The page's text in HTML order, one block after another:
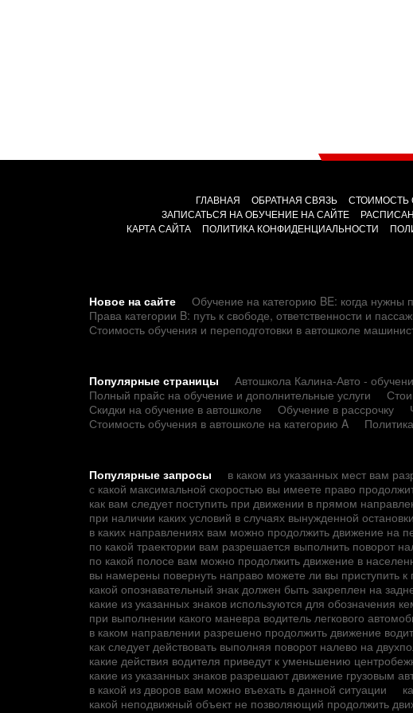
ГЛАВНАЯ ОБРАТНАЯ СВЯЗЬ СТОИМОСТЬ
ЗАПИСАТЬСЯ НА ОБУЧЕНИЕ НА САЙТЕ
КАРТА САЙТА
ПОЛИТИКА КОНФИДЕНЦИАЛЬНОСТИ
Новое на сайте Обучение на категорию BE: когда нужны
Права категории B: путь к свободе, ответственности и
Стоимость обучения и переподготовки в автошколе
Популярные страницы
Автошкола Калина-Авто -
Полный прайс на обучение и дополнительные услуги
Скидки на обучение в автошколе
Обучение в рассрочку
Стоимость обучения в автошколе на категорию A
Популярные запросы
в каком из указанных мест вам
с какой максимальной скоростью вы имеете право
как вам следует поступить при движении в прямом
при наличии каких условий в случаях вынужденной
в каких направлениях вам можно продолжить движение на
по какой траектории вам разрешается выполнить поворот
по какой полосе вам можно продолжить движение в
вы намерены повернуть направо можете ли вы приступить к
какой опознавательный знак должен быть закреплен на
какие из указанных знаков используются для обозначения
при выполнении какого маневра водитель легкового
в каком направлении разрешено продолжить движение
как следует действовать выполняя поворот налево на
какие действия водителя приведут к уменьшению
какие из указанных знаков разрешают движение грузовым
в какой из дворов вам можно въехать в данной ситуации
какой неподвижный объект не позволяющий продолжить